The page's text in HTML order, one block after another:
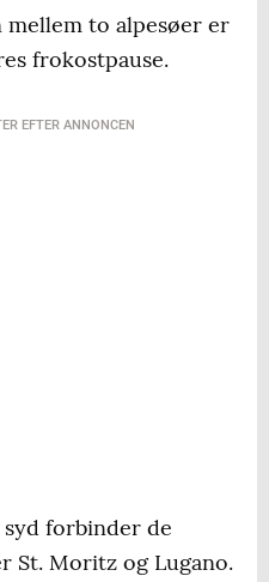
to alpesøer er
frokostpause.
EFTER ANNONCEN
forbinder de
St. Moritz og Lugano.